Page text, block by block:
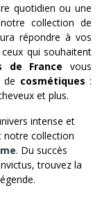
quotidien ou une
collection de
répondre à vos
qui souhaitent
de France vous
de cosmétiques :
et plus.
intense et
notre collection
. Du succès
trouvez la